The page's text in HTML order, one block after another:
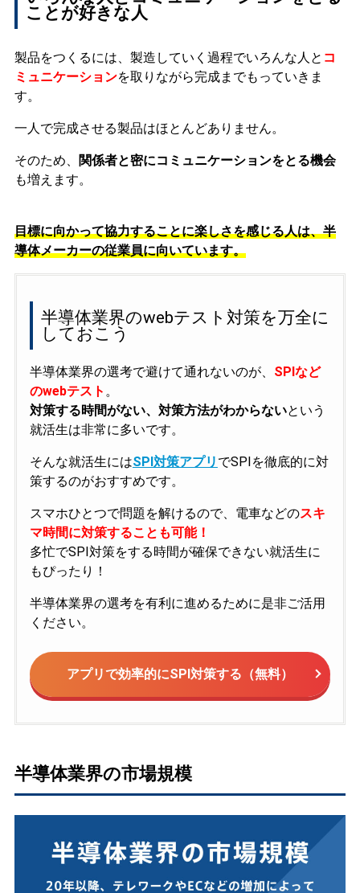
ことが好きな人
製品をつくるには、製造していく過程でいろんな人と コ
ミュニケーションを取りながら完成までもっていきま
す。
一人で完成させる製品はほとんどありません。
そのため、
関係者と密にコミュニケーションをとる機会
も増えます。
目標に向かって協力することに楽しさを感じる人は、半
導体メーカーの従業員に向いています。
半導体業界のwebテスト対策を万全に
しておこう
半導体業界の選考で避けて通れないのが、 SPIなど
のwebテスト 。
対策する時間がない、対策方法がわからないという
就活生は非常に多いです。
そんな就活生にはSPI対策アプリ でSPIを徹底的に対
策するのがおすすめです。
スマホひとつで問題を解けるので、電車などのスキ
マ時間に対策することも可能！
多忙でSPI対策をする時間が確保できない就活生に
もぴったり！
半導体業界の選考を有利に進めるために是非ご活用
ください。
アプリで効率的にSPI対策する（無料）
半導体業界の市場規模